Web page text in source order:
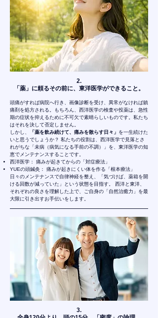
2.
「薬」に頼るその前に、東洋医学ができること。
頭痛がすれば病院へ行き、画像診断を受け、異常がなければ鎮
痛剤を処方される。もちろん、西洋医学の検査や投薬は、急性
期の症状を抑えるために不可欠で素晴らしいものです。私たち
はそれを決して否定しません。
しかし、
「薬を飲み続けて、痛みを散らす日々」 を一生続けた
いと思うでしょうか？ 私たちの役割は、西洋医学で見落とさ
れがちな「未病（病気になる手前の不調）」を、東洋医学の知
恵でメンテナンスすることです。
西洋医学： 痛みが起きてからの「対症療法」
YUEの頭鍼灸： 痛みが起きにくい体を作る「根本療法」
日々のメンテナンスで自律神経を整え、「気づけば、薬箱を開
ける回数が減っていた」という状態を目指す。 西洋と東洋、
それぞれの良さを理解した上で、ご自身の「自然治癒力」を最
大限に引き出すお手伝いをします。
​3.